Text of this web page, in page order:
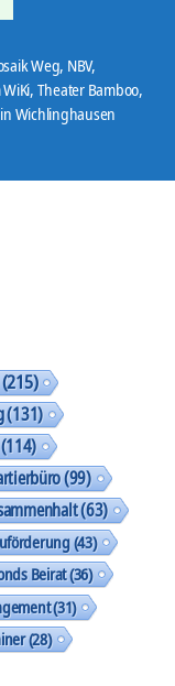
Weg, NBV,
, Theater Bamboo,
Wichlinghausen
(131)
(99)
(63)
(43)
Beirat(36)
(31)
(28)